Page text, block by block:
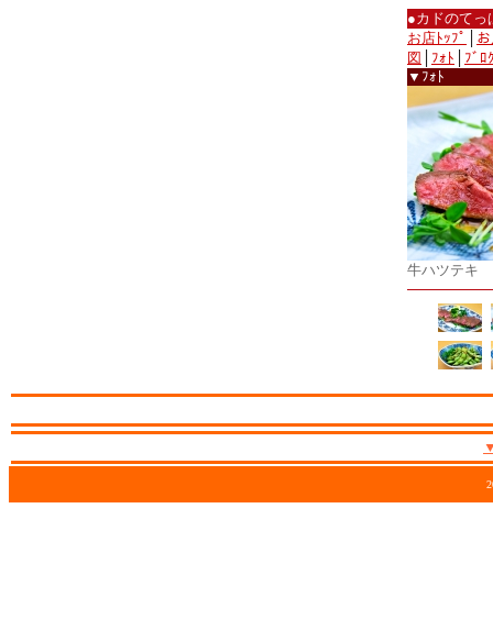
●カドのて
お店ﾄｯﾌﾟ
図
ﾌｫﾄ
ﾌﾞﾛ
▼ﾌｫﾄ
牛ハツテキ